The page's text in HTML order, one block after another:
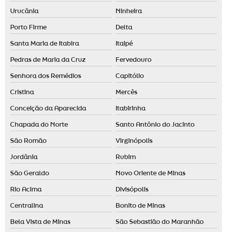
Urucânia Ninheira
Porto Firme Delta
Santa Maria de Itabira Itaipé
Pedras de Maria da Cruz Fervedouro
Senhora dos Remédios Capitólio
Cristina Mercês
Conceição da Aparecida Itabirinha
Chapada do Norte Santo Antônio do Jacinto
São Romão Virginópolis
Jordânia Rubim
São Geraldo Novo Oriente de Minas
Rio Acima Divisópolis
Centralina Bonito de Minas
Bela Vista de Minas São Sebastião do Maranhão